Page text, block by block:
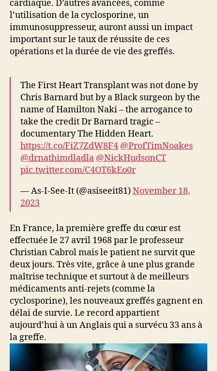
cardiaque. D’autres avancées, comme
l’utilisation de la cyclosporine, un
immunosuppresseur, auront aussi un impact
important sur le taux de réussite de ces
opérations et la durée de vie des greffés.
The First Heart Transplant was not done by
Chris Barnard but by a Black surgeon by the
name of Hamilton Naki – the arrogance to
take the credit Dr Barnard tragic –
documentary The Hidden Heart.
https://t.co/FiZ7ZdW8F4 @ProfTimNoakes
@drnathimdladla @NickHudsonCT
pic.twitter.com/C4OT6kEo0r
— As-I-See-It (@asiseeit81)November 18,
2023
En France, la première greffe du cœur est
effectuée le 27 avril 1968 par le professeur
Christian Cabrol mais le patient ne survit que
deux jours. Très vite, grâce à une plus grande
maîtrise technique et surtout à de meilleurs
médicaments anti-rejets (comme la
cyclosporine), les nouveaux greffés gagnent en
délai de survie. Le record appartient
aujourd’hui à un Anglais qui a survécu 33 ans à
la greffe.